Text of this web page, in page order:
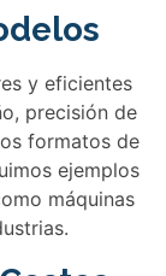
y eficientes
precisión de
formatos de
ejemplos
máquinas